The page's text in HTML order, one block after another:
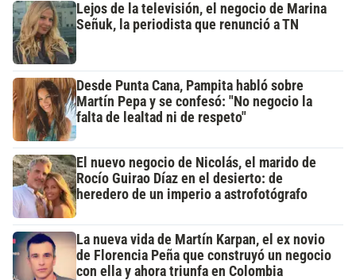
Lejos de la televisión, el negocio de Marina
Señuk, la periodista que renunció a TN
Desde Punta Cana, Pampita habló sobre
Martín Pepa y se confesó: "No negocio la
falta de lealtad ni de respeto"
El nuevo negocio de Nicolás, el marido de
Rocío Guirao Díaz en el desierto: de
heredero de un imperio a astrofotógrafo
La nueva vida de Martín Karpan, el ex novio
de Florencia Peña que construyó un negocio
con ella y ahora triunfa en Colombia